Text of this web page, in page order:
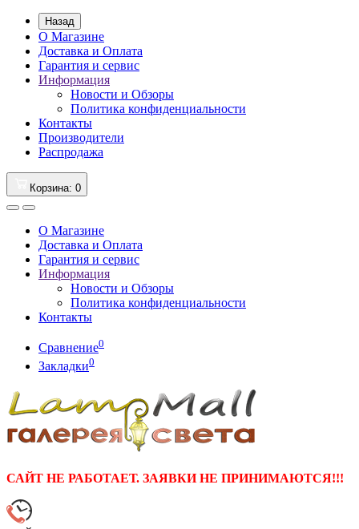
Назад
О Магазине
Доставка и Оплата
Гарантия и сервис
Информация
Новости и Обзоры
Политика конфиденциальности
Контакты
Производители
Распродажа
Корзина: 0
О Магазине
Доставка и Оплата
Гарантия и сервис
Информация
Новости и Обзоры
Политика конфиденциальности
Контакты
Сравнение0
Закладки0
САЙТ НЕ РАБОТАЕТ. ЗАЯВКИ НЕ ПРИНИМАЮТСЯ!!!